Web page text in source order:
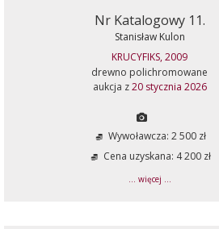
Nr Katalogowy 11.
Stanisław Kulon
KRUCYFIKS, 2009
drewno polichromowane
aukcja z20 stycznia 2026
Wywoławcza: 2 500 zł
Cena uzyskana: 4 200 zł
... więcej ...